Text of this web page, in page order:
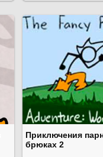
Приключения
брюках 2